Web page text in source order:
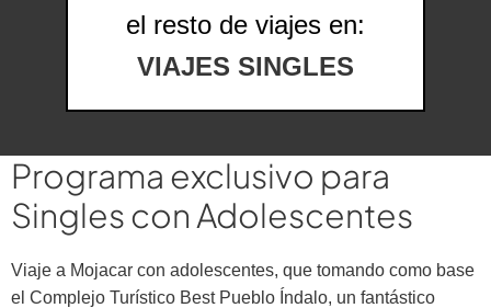
el resto de viajes en:
VIAJES SINGLES
Programa exclusivo para
Singles con Adolescentes
Viaje a Mojacar con adolescentes, que tomando como base
el Complejo Turístico Best Pueblo Índalo, un fantástico